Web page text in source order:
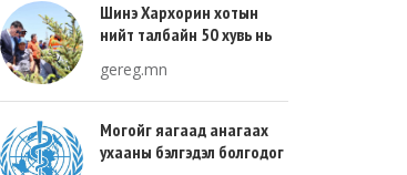
Шинэ Хархорин хотын
нийт талбайн 50 хувь нь
хувь нь барилгажих
талбай, 20 хувь нь авто
зам байна
gereg.mn
Могойг яагаад анагаах
ухааны бэлгэдэл болгодог